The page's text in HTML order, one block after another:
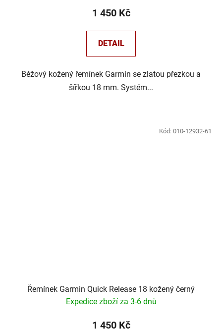
1 450 Kč
DETAIL
Béžový kožený řemínek Garmin se zlatou přezkou a
šířkou 18 mm. Systém...
Řemínek Garmin Quick Release 18 kožený černý
Expedice zboží za 3-6 dnů
1 450 Kč
Kód: 010-12932-61